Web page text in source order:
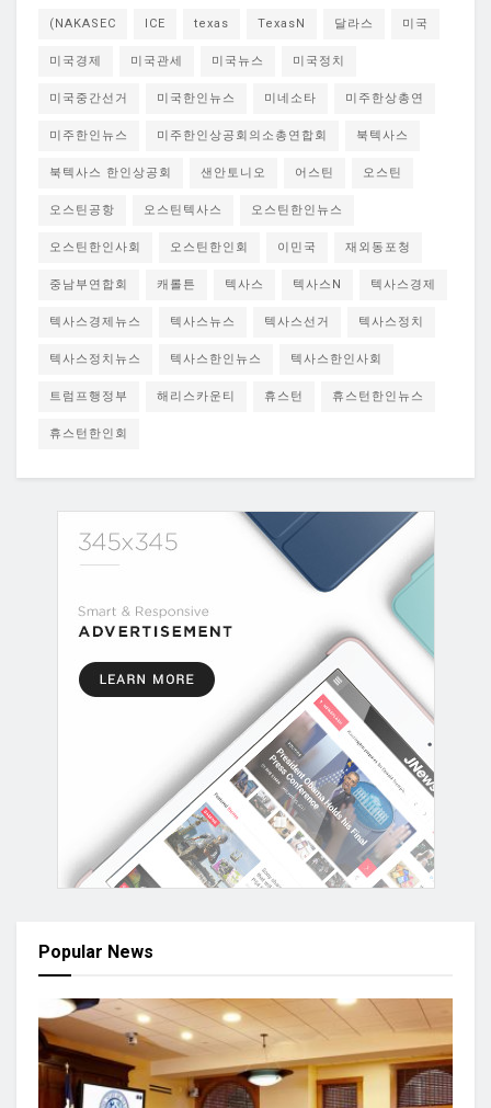
(NAKASEC ICE texas TexasN 달라스 미국
미국경제 미국관세 미국뉴스 미국정치
미국중간선거 미국한인뉴스 미네소타 미주한상총연
미주한인뉴스 미주한인상공회의소총연합회 북텍사스
북텍사스 한인상공회 샌안토니오 어스틴 오스틴
오스틴공항 오스틴텍사스 오스틴한인뉴스
오스틴한인사회 오스틴한인회 이민국 재외동포청
중남부연합회 캐롤튼 텍사스 텍사스N 텍사스경제
텍사스경제뉴스 텍사스뉴스 텍사스선거 텍사스정치
텍사스정치뉴스 텍사스한인뉴스 텍사스한인사회
트럼프행정부 해리스카운티 휴스턴 휴스턴한인뉴스
휴스턴한인회
Popular News